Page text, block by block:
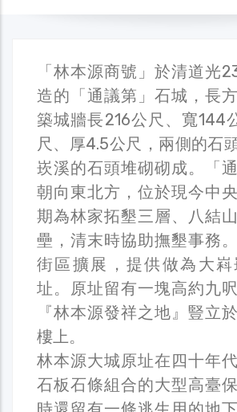
「林本源商號」於清道光
造的「通議第」石城，長
築城牆長216公尺、寬144
尺、厚4.5公尺，兩側的石
崁溪的石頭堆砌砌成。「
朝向東北方，位於現今中
期為林家拓墾三層、八結
壘，清末時協助撫墾事務
街區擴展，提供做為大
址。原址留有一塊高約九
『林本源發祥之地』豎立
樓上。
林本源大城原址在四十年
石板石條組合的大型高臺